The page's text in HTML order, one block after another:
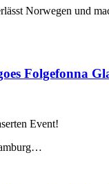
Norwegen und
Folgefonna
Event!